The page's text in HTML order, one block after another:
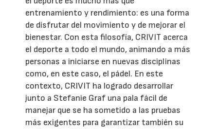
entrenamiento y rendimiento: es una forma
de disfrutar del movimiento y de mejorar el
bienestar. Con esta filosofía, CRIVIT acerca
el deporte a todo el mundo, animando a más
personas a iniciarse en nuevas disciplinas
como, en este caso, el pádel. En este
contexto, CRIVIT ha logrado desarrollar
junto a Stefanie Graf una pala fácil de
manejar que se ha sometido a las pruebas
más exigentes para garantizar también su